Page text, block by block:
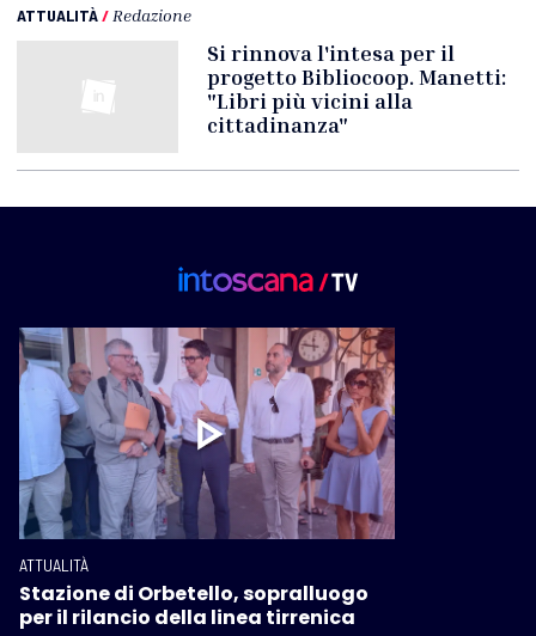
ATTUALITÀ/Redazione
Si rinnova l'intesa per il
progetto Bibliocoop. Manetti:
"Libri più vicini alla
cittadinanza"
ATTUALITÀ
Stazione di Orbetello, sopralluogo
per il rilancio della linea tirrenica